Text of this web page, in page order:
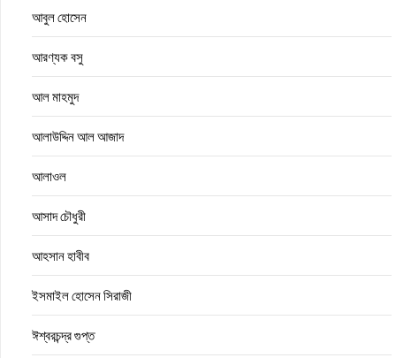
আবুল হোসেন
আরণ্যক বসু
আল মাহমুদ
আলাউদ্দিন আল আজাদ
আলাওল
আসাদ চৌধুরী
আহসান হাবীব
ইসমাইল হোসেন সিরাজী
ঈশ্বরচন্দ্র গুপ্ত